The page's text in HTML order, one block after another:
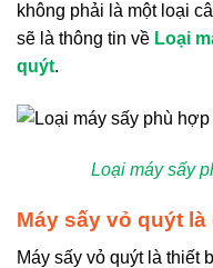
không phải là một loại
sẽ là thông tin về Loại
quýt.
Loại máy sấy
Máy sấy vỏ quýt là
Máy sấy vỏ quýt là thiết